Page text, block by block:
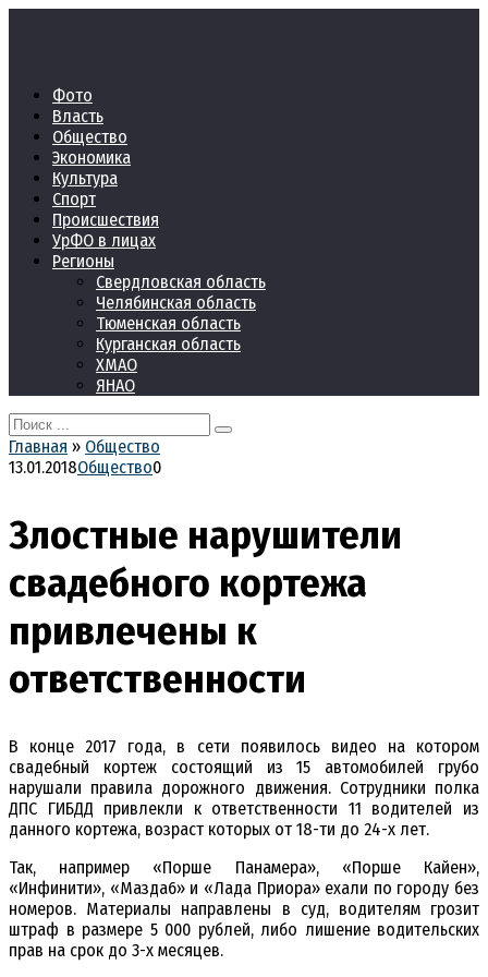
Фото
Власть
Общество
Экономика
Культура
Спорт
Происшествия
УрФО в лицах
Регионы
Свердловская область
Челябинская область
Тюменская область
Курганская область
ХМАО
ЯНАО
Search
for:
Главная » Общество
13.01.2018Общество0
Злостные нарушители
свадебного кортежа
привлечены к
ответственности
В конце 2017 года, в сети появилось видео на котором
свадебный кортеж состоящий из 15 автомобилей грубо
нарушали правила дорожного движения. Сотрудники полка
ДПС ГИБДД привлекли к ответственности 11 водителей из
данного кортежа, возраст которых от 18-ти до 24-х лет.
Так, например «Порше Панамера», «Порше Кайен»,
«Инфинити», «Мазда6» и «Лада Приора» ехали по городу без
номеров. Материалы направлены в суд, водителям грозит
штраф в размере 5 000 рублей, либо лишение водительских
прав на срок до 3-х месяцев.